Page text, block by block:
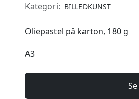
Kategori: BILLEDKUNST
Oliepastel på karton, 180 g
A3